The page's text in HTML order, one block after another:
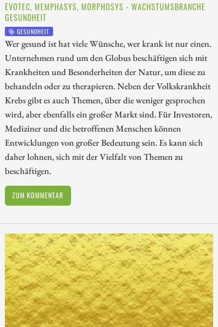
EVOTEC, MEMPHASYS, MORPHOSYS - WACHSTUMSBRANCHE
GESUNDHEIT
GESUNDHEIT
Wer gesund ist hat viele Wünsche, wer krank ist nur einen.
Unternehmen rund um den Globus beschäftigen sich mit
Krankheiten und Besonderheiten der Natur, um diese zu
behandeln oder zu therapieren. Neben der Volkskrankheit
Krebs gibt es auch Themen, über die weniger gesprochen
wird, aber ebenfalls ein großer Markt sind. Für Investoren,
Mediziner und die betroffenen Menschen können
Entwicklungen von großer Bedeutung sein. Es kann sich
daher lohnen, sich mit der Vielfalt von Themen zu
beschäftigen.
ZUM KOMMENTAR